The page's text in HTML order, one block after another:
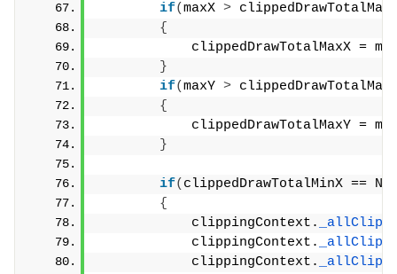
if(maxX >
{
clippedDrawTotalMaxX =
}
if(maxY >
{
clippedDrawTotalMaxY =
}
if( clippedDrawTotalMinX ==
{
            clippingContext.
            clippingContext.
            clippingContext.